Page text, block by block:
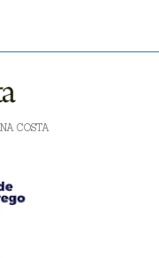
COSTA